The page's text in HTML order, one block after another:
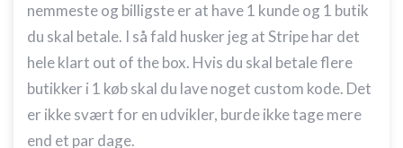
nemmeste og billigste er at have 1 kunde og 1 butik
du skal betale. I så fald husker jeg at Stripe har det
hele klart out of the box. Hvis du skal betale flere
butikker i 1 køb skal du lave noget custom kode. Det
er ikke svært for en udvikler, burde ikke tage mere
end et par dage.